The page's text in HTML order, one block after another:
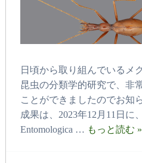
日頃から取り組んでいるメ
昆虫の分類学的研究で、非
ことができましたのでお知
成果は、2023年12月11日に
Entomologica … もっと読む »